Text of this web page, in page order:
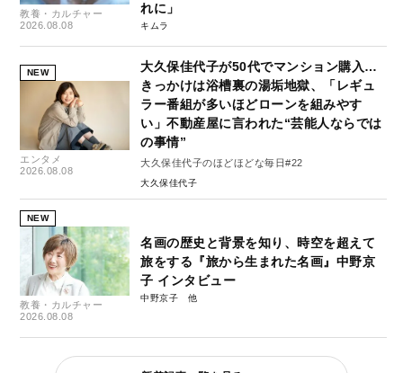
教養・カルチャー
2026.08.08
れに」
キムラ
NEW
エンタメ
2026.08.08
大久保佳代子が50代でマンション購入…
きっかけは浴槽裏の湯垢地獄、「レギュ
ラー番組が多いほどローンを組みやす
い」不動産屋に言われた“芸能人ならでは
の事情”
大久保佳代子のほどほどな毎日#22
大久保佳代子
NEW
教養・カルチャー
2026.08.08
名画の歴史と背景を知り、時空を超えて
旅をする『旅から生まれた名画』中野京
子 インタビュー
中野京子